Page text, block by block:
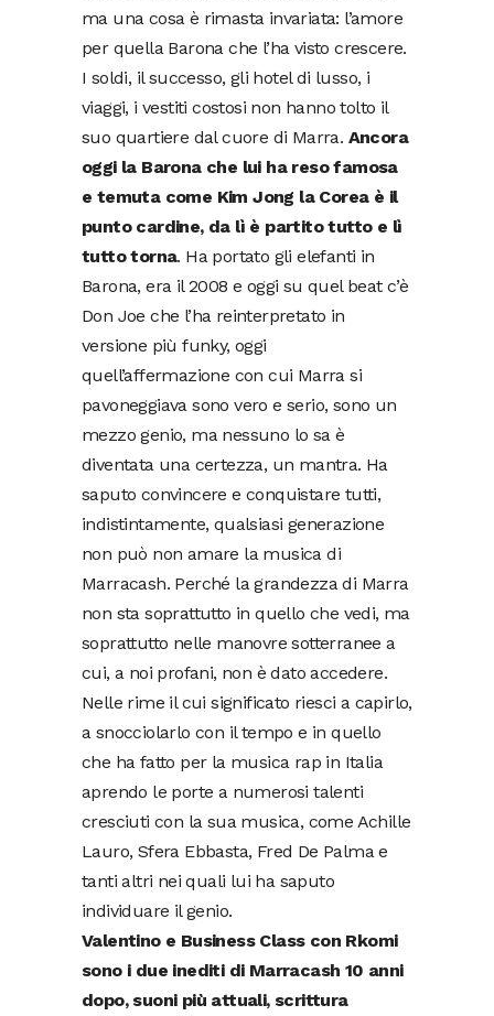
ma una cosa è rimasta invariata: l’amore
per quella Barona che l’ha visto crescere.
I soldi, il successo, gli hotel di lusso, i
viaggi, i vestiti costosi non hanno tolto il
suo quartiere dal cuore di Marra. Ancora
oggi la Barona che lui ha reso famosa
e temuta come Kim Jong la Corea è il
punto cardine, da lì è partito tutto e lì
tutto torna. Ha portato gli elefanti in
Barona, era il 2008 e oggi su quel beat c’è
Don Joe che l’ha reinterpretato in
versione più funky, oggi
quell’affermazione con cui Marra si
pavoneggiava sono vero e serio, sono un
mezzo genio, ma nessuno lo sa è
diventata una certezza, un mantra. Ha
saputo convincere e conquistare tutti,
indistintamente, qualsiasi generazione
non può non amare la musica di
Marracash. Perché la grandezza di Marra
non sta soprattutto in quello che vedi, ma
soprattutto nelle manovre sotterranee a
cui, a noi profani, non è dato accedere.
Nelle rime il cui significato riesci a capirlo,
a snocciolarlo con il tempo e in quello
che ha fatto per la musica rap in Italia
aprendo le porte a numerosi talenti
cresciuti con la sua musica, come Achille
Lauro, Sfera Ebbasta, Fred De Palma e
tanti altri nei quali lui ha saputo
individuare il genio.
Valentino e Business Class con Rkomi
sono i due inediti di Marracash 10 anni
dopo, suoni più attuali, scrittura